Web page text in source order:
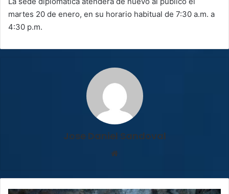
martes 20 de enero, en su horario habitual de 7:30 a.m. a
4:30 p.m.
Jose Daniel Sandoval